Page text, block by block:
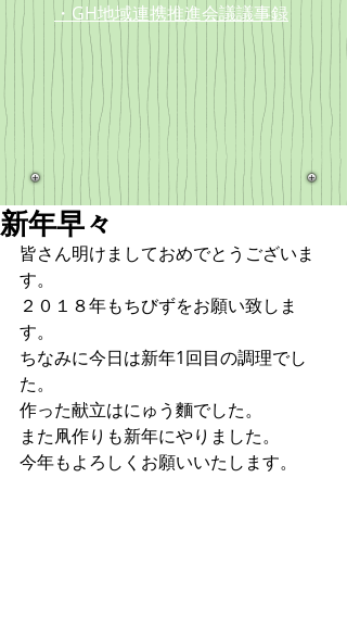
・GH地域連携推進会議議事録
新年早々
皆さん明けましておめでとうございま
す。
２０１８年もちびずをお願い致しま
す。
ちなみに今日は新年1回目の調理でし
た。
作った献立はにゅう麵でした。
また凧作りも新年にやりました。
今年もよろしくお願いいたします。